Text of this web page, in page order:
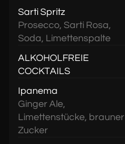
Sarti Spritz
Prosecco, Sarti Rosa,
Soda, Limettenspalte
ALKOHOLFREIE
COCKTAILS
Ipanema
Ginger Ale,
Limettenstücke, brauner
Zucker